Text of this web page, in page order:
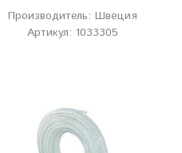
Производитель: Швеция
Артикул: 1033305